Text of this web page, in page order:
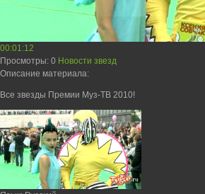
00:01:12
Просмотры: 0 Новости звезд
Описание материала:
Все звезды Премии Муз-ТВ 2010!